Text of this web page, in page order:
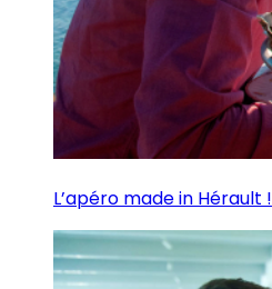
L’apéro made in Hérault !